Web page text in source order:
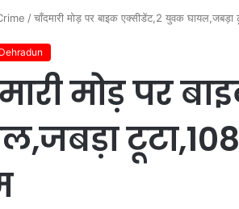
/चाँदमारी मोड़ पर बाइक एक्सीडेंट,2 युवक
Dehradun
मोड़ पर